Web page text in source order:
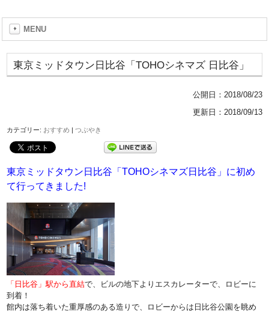
MENU
東京ミッドタウン日比谷「TOHOシネマズ 日比谷」
公開日： 2018/08/23
更新日：2018/09/13
カテゴリー: おすすめ |つぶやき
東京ミッドタウン日比谷「TOHOシネマズ日比谷」に初め
て行ってきました!
「日比谷」駅から直結で、ビルの地下よりエスカレーターで、ロビーに
到着！
館内は落ち着いた重厚感のある造りで、ロビーからは日比谷公園を眺め